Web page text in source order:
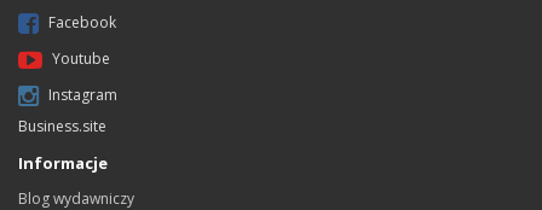
Facebook
Youtube
Instagram
Business.site
Informacje
Blog wydawniczy